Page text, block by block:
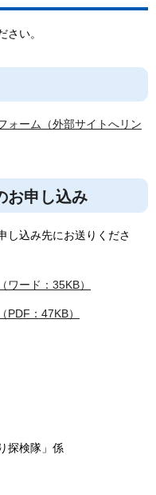
い。
ォーム（外部サイトへリン
お申し込み
し込み先にお送りくださ
ワード：35KB）
PDF：47KB）
探検隊」係